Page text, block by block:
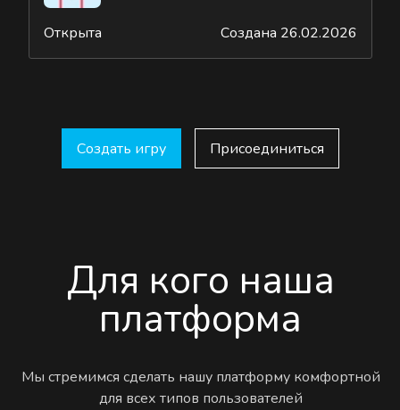
Открыта Создана 26.02.2026
Создать игру Присоединиться
Для кого наша
платформа
Мы стремимся сделать нашу платформу комфортной
для всех типов пользователей